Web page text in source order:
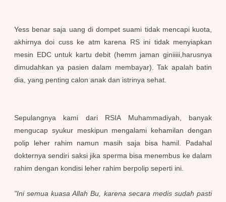
Yess benar saja uang di dompet suami tidak mencapi kuota,
akhirnya doi cuss ke atm karena RS ini tidak menyiapkan
mesin EDC untuk kartu debit (hemm jaman giniiiii,harusnya
dimudahkan ya pasien dalam membayar). Tak apalah batin
dia, yang penting calon anak dan istrinya sehat.
Sepulangnya kami dari RSIA Muhammadiyah, banyak
mengucap syukur meskipun mengalami kehamilan dengan
polip leher rahim namun masih saja bisa hamil. Padahal
dokternya sendiri saksi jika sperma bisa menembus ke dalam
rahim dengan kondisi leher rahim berpolip seperti ini.
"Ini semua kuasa Allah Bu, karena secara medis sudah pasti